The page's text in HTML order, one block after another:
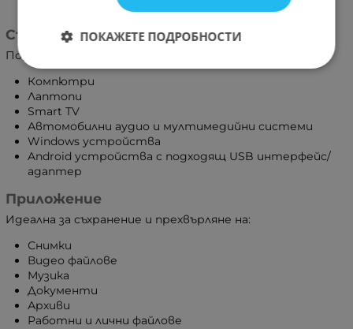
Съвместимост
Подходяща за:
Компютри
Лаптопи
Smart TV
Автомобилни аудио и мултимедийни системи
Windows устройства
Android устройства с подходящ USB интерфейс/
адаптер
Приложение
Идеална за съхранение и прехвърляне на:
Снимки
Видео файлове
Музика
Документи
Архиви
Работни и лични файлове
ПОКАЖЕТЕ ПОДРОБНОСТИ